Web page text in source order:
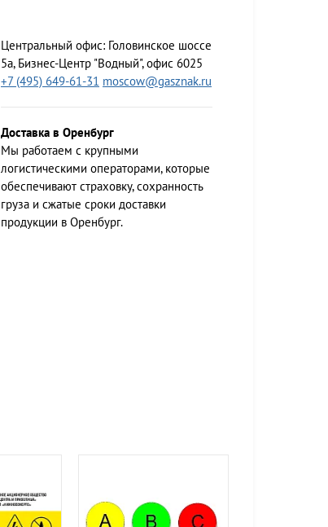
Центральный офис: Головинское шоссе
5а, Бизнес-Центр "Водный", офис 6025
+7 (495) 649-61-31 moscow@gasznak.ru
Доставка в Оренбург
Мы работаем c крупными
логистическими операторами, которые
обеспечивают страховку, сохранность
груза и сжатые сроки доставки
продукции в Оренбург.